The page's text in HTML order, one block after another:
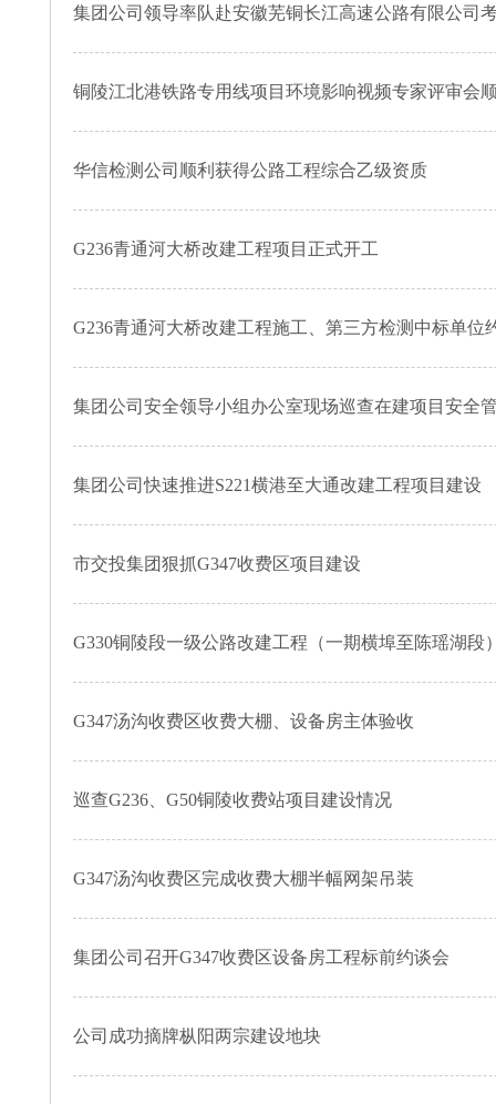
集团公司领导率队赴安徽芜铜长江高速公路有限公司
铜陵江北港铁路专用线项目环境影响视频专家评审会
华信检测公司顺利获得公路工程综合乙级资质
G236青通河大桥改建工程项目正式开工
G236青通河大桥改建工程施工、第三方检测中标单位
集团公司安全领导小组办公室现场巡查在建项目安全
集团公司快速推进S221横港至大通改建工程项目建设
市交投集团狠抓G347收费区项目建设
G330铜陵段一级公路改建工程（一期横埠至陈瑶湖段
G347汤沟收费区收费大棚、设备房主体验收
巡查G236、G50铜陵收费站项目建设情况
G347汤沟收费区完成收费大棚半幅网架吊装
集团公司召开G347收费区设备房工程标前约谈会
公司成功摘牌枞阳两宗建设地块